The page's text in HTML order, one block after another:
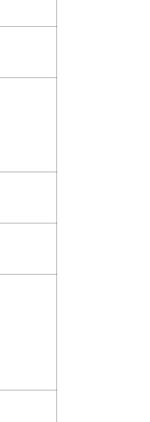
of the offers!
there is a New
of wishes at CityAds!
codes and the New
t…